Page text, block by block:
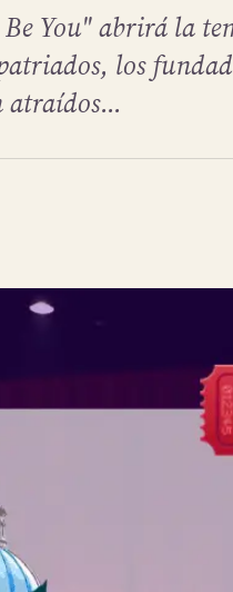
You" abrirá la
los